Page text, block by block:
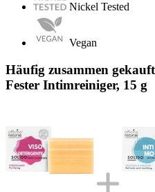
Nickel Tested
Vegan
Häufig zusammen
Fester Intimreiniger, 15 g